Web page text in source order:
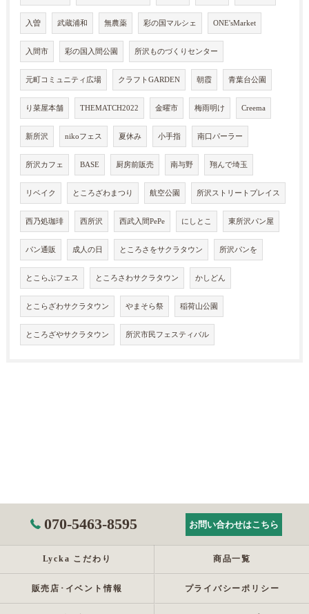
入曽 武蔵浦和 無農薬 彩の国マルシェ ONE'sMarket
入間市 彩の国入間公園 所沢ものづくりセンター
元町コミュニティ広場 クラフトGARDEN 朝霞 青葉台公園
り菜屋本舗 THEMATCH2022 金曜市 梅雨明け Creema
新所沢 nikoフェス 夏休み 小手指 南口パーラー
所沢カフェ BASE 厨房前販売 南与野 翔んで埼玉
リベイク ところざわまつり 航空公園 所沢ストリートプレイス
西乃処珈琲 西所沢 西武入間PePe にしとこ 東所沢パン屋
パン通販 成人の日 ところさをサクラタウン 所沢パンを
とこらぶフェス ところさわサクラタウン かしどん
とこらざわサクラタウン やまそら祭 稲荷山公園
ところざやサクラタウン 所沢市民フェスティバル
070-5463-8595 お問い合わせはこちら
Lycka こだわり 商品一覧
販売店･イベント情報 プライバシーポリシー